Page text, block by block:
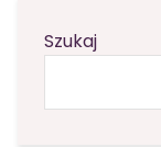
Szukaj